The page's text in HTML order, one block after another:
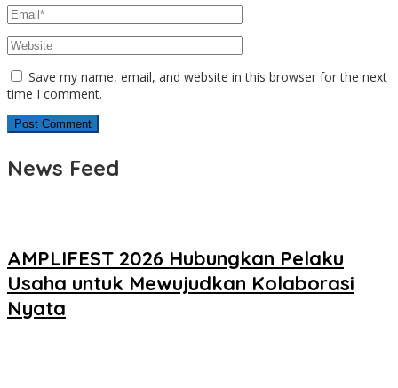
Save my name, email, and website in this browser for the next
time I comment.
News Feed
AMPLIFEST 2026 Hubungkan Pelaku
Usaha untuk Mewujudkan Kolaborasi
Nyata